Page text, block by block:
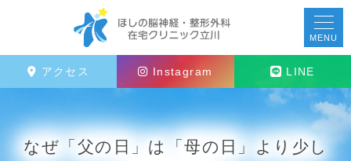
MENU
なぜ「父の日」は「母の日」より少し
アクセス Instagram LINE